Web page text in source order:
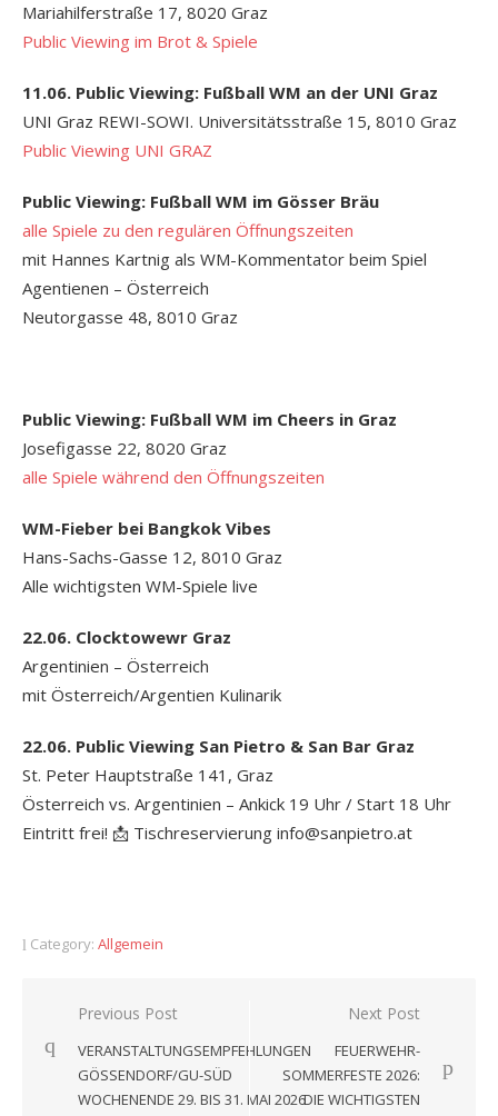
Mariahilferstraße 17, 8020 Graz
Public Viewing im Brot & Spiele
11.06. Public Viewing: Fußball WM an der UNI Graz
UNI Graz REWI-SOWI. Universitätsstraße 15, 8010 Graz
Public Viewing UNI GRAZ
Public Viewing: Fußball WM im Gösser Bräu
alle Spiele zu den regulären Öffnungszeiten
mit Hannes Kartnig als WM-Kommentator beim Spiel
Agentienen – Österreich
Neutorgasse 48, 8010 Graz
Public Viewing: Fußball WM im Cheers in Graz
Josefigasse 22, 8020 Graz
alle Spiele während den Öffnungszeiten
WM-Fieber bei Bangkok Vibes
Hans-Sachs-Gasse 12, 8010 Graz
Alle wichtigsten WM-Spiele live
22.06. Clocktowewr Graz
Argentinien – Österreich
mit Österreich/Argentien Kulinarik
22.06. Public Viewing San Pietro & San Bar Graz
St. Peter Hauptstraße 141, Graz
Österreich vs. Argentinien – Ankick 19 Uhr / Start 18 Uhr
Eintritt frei! 📩 Tischreservierung info@sanpietro.at
Category: Allgemein
Beitragsnavigation
Previous Post
VERANSTALTUNGSEMPFEHLUNGEN
GÖSSENDORF/GU-SÜD
WOCHENENDE 29. BIS 31. MAI 2026
Next Post
FEUERWEHR-
SOMMERFESTE 2026:
DIE WICHTIGSTEN